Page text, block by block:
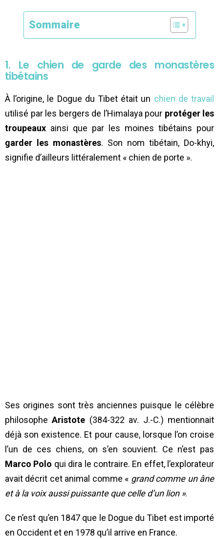
Sommaire
1. Le chien de garde des monastères
tibétains
À l’origine, le Dogue du Tibet était un chien de travail
utilisé par les bergers de l’Himalaya pour protéger les
troupeaux ainsi que par les moines tibétains pour
garder les monastères. Son nom tibétain, Do-khyi,
signifie d’ailleurs littéralement « chien de porte ».
Ses origines sont très anciennes puisque le célèbre
philosopheAristote (384-322 av. J.-C.) mentionnait
déjà son existence. Et pour cause, lorsque l’on croise
l’un de ces chiens, on s’en souvient. Ce n’est pas
Marco Polo qui dira le contraire. En effet, l’explorateur
avait décrit cet animal comme « grand comme un âne
et à la voix aussi puissante que celle d’un lion ».
Ce n’est qu’en 1847 que le Dogue du Tibet est importé
en Occident et en 1978 qu’il arrive en France.